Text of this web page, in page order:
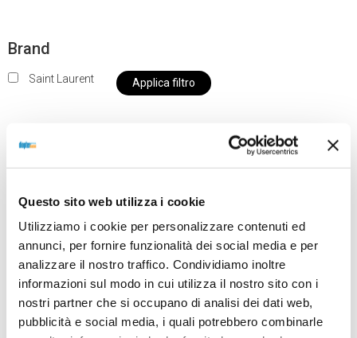
Questo sito web utilizza i cookie
Utilizziamo i cookie per personalizzare contenuti ed
annunci, per fornire funzionalità dei social media e per
analizzare il nostro traffico. Condividiamo inoltre
informazioni sul modo in cui utilizza il nostro sito con i
nostri partner che si occupano di analisi dei dati web,
pubblicità e social media, i quali potrebbero combinarle
Brand
Saint Laurent Applica filtro
nostro negozio non saranno disponibili per la
da OTTICA DIOPTER
Showing the single result